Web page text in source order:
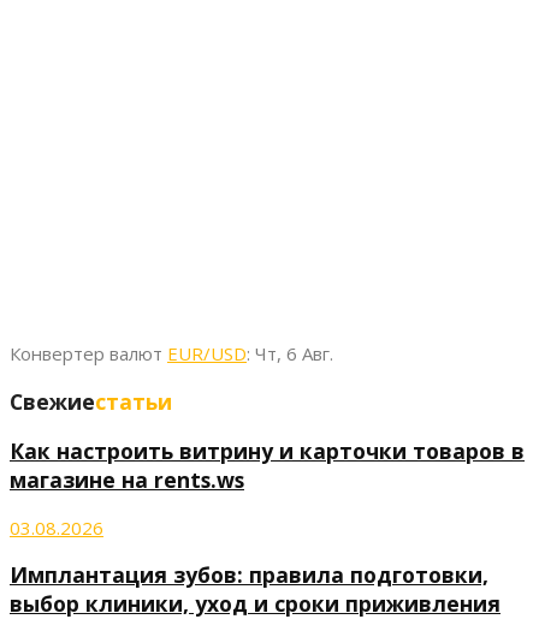
Конвертер валют EUR/USD: Чт, 6 Авг.
Свежиестатьи
Как настроить витрину и карточки товаров в
магазине на rents.ws
03.08.2026
Имплантация зубов: правила подготовки,
выбор клиники, уход и сроки приживления